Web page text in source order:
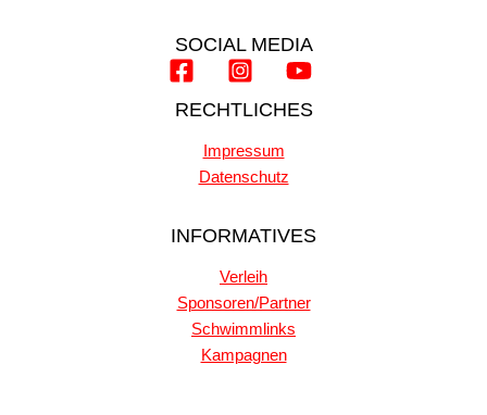
SOCIAL MEDIA
RECHTLICHES
Impressum
Datenschutz
INFORMATIVES
Verleih
Sponsoren/Partner
Schwimmlinks
Kampagnen